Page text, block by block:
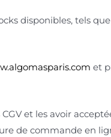
disponibles, tels
et
et les avoir
de commande en